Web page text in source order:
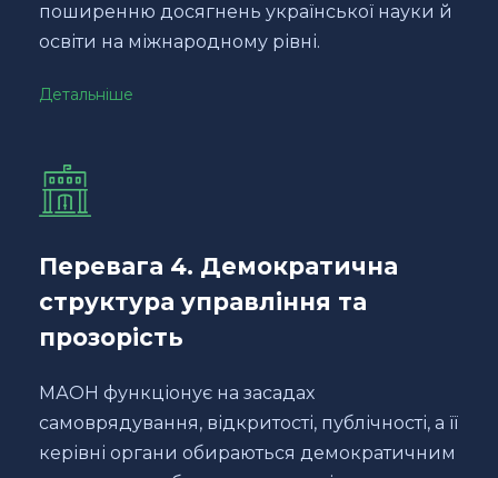
поширенню досягнень української науки й
освіти на міжнародному рівні.
Детальніше
Перевага 4. Демократична
структура управління та
прозорість
МАОН функціонує на засадах
самоврядування, відкритості, публічності, а її
керівні органи обираються демократичним